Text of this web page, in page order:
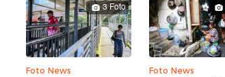
3 Foto
Foto News Foto News